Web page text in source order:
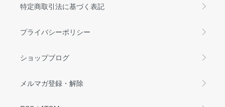
特定商取引法に基づく表記
プライバシーポリシー
ショップブログ
メルマガ登録・解除